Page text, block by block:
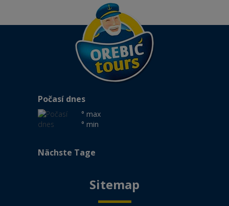
Počasí dnes
° max
° min
Nächste Tage
Sitemap